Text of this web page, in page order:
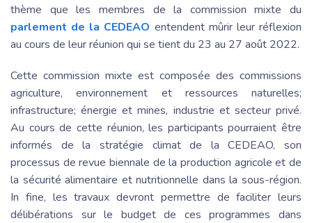
thème que les membres de la commission mixte du
parlement de la CEDEAO entendent mûrir leur réflexion
au cours de leur réunion qui se tient du 23 au 27 août 2022.
Cette commission mixte est composée des commissions
agriculture, environnement et ressources naturelles;
infrastructure; énergie et mines, industrie et secteur privé.
Au cours de cette réunion, les participants pourraient être
informés de la stratégie climat de la CEDEAO, son
processus de revue biennale de la production agricole et de
la sécurité alimentaire et nutritionnelle dans la sous-région.
In fine, les travaux devront permettre de faciliter leurs
délibérations sur le budget de ces programmes dans